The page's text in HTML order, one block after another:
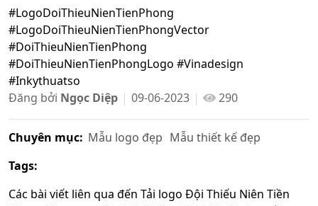
#LogoDoiThieuNienTienPhong
#LogoDoiThieuNienTienPhongVector
#DoiThieuNienTienPhong
#DoiThieuNienTienPhongLogo #Vinadesign
#Inkythuatso
Đăng bởi Ngọc Diệp 09-06-2023 290
Chuyên mục: Mẫu logo đẹp Mẫu thiết kế đẹp
Tags:
Các bài viết liên qua đến Tải logo Đội Thiếu Niên Tiền